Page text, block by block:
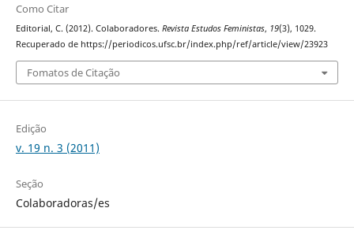
Como Citar
Editorial, C. (2012). Colaboradores. Revista Estudos Feministas, 19(3), 1029.
Recuperado de https://periodicos.ufsc.br/index.php/ref/article/view/23923
Fomatos de Citação
Edição
v. 19 n. 3 (2011)
Seção
Colaboradoras/es